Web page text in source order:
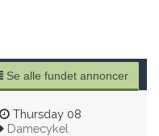
Se alle fundet annoncer
Thursday 08
Damecykel